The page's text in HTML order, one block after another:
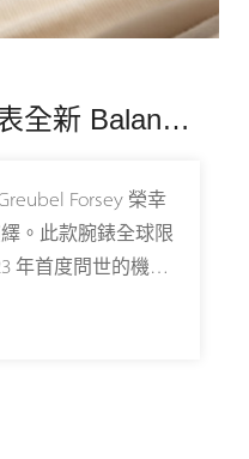
Greubel Forsey 發表全新 Balancier 3 鈦金屬腕錶：機械建築與手工修飾的再進化
Forsey 榮幸
。此款腕錶全球限
年首度問世的機芯
金屬橋板上，應用